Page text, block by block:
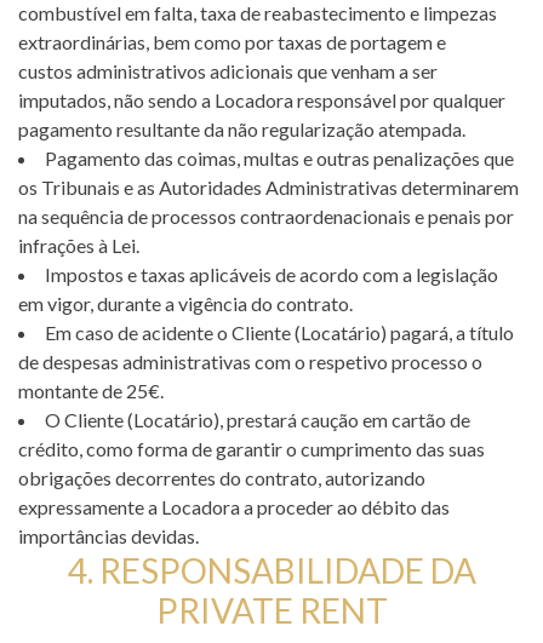
combustível em falta, taxa de reabastecimento e limpezas
extraordinárias, bem como por taxas de portagem e
custos administrativos adicionais que venham a ser
imputados, não sendo a Locadora responsável por qualquer
pagamento resultante da não regularização atempada.
Pagamento das coimas, multas e outras penalizações que
os Tribunais e as Autoridades Administrativas determinarem
na sequência de processos contraordenacionais e penais por
infrações à Lei.
Impostos e taxas aplicáveis de acordo com a legislação
em vigor, durante a vigência do contrato.
Em caso de acidente o Cliente (Locatário) pagará, a título
de despesas administrativas com o respetivo processo o
montante de 25€.
O Cliente (Locatário), prestará caução em cartão de
crédito, como forma de garantir o cumprimento das suas
obrigações decorrentes do contrato, autorizando
expressamente a Locadora a proceder ao débito das
importâncias devidas.
4. RESPONSABILIDADE DA
PRIVATE RENT